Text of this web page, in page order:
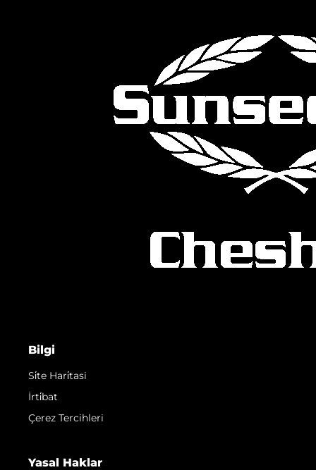
Bilgi
Si̇te Hari̇tasi
İrti̇bat
Çerez Tercihleri
Yasal Haklar